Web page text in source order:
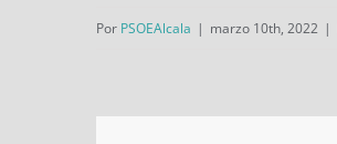
Por PSOEAlcala | marzo 10th, 2022 |